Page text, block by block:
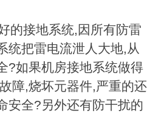
的接地系统,因所有防雷
统把雷电流泄人大地,从
?如果机房接地系统做得
障,烧坏元器件,严重的还
安全?另外还有防干扰的